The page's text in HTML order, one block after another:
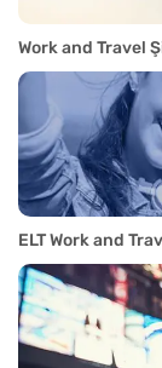
Work and Travel
ELT Work and